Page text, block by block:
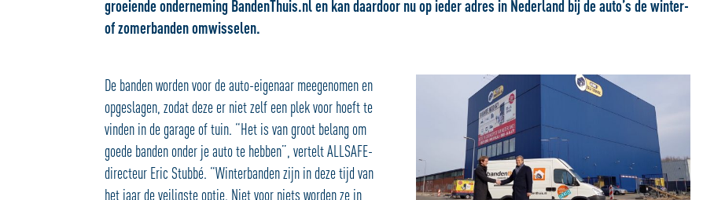
groeiende onderneming BandenThuis.nl en kan daardoor nu op ieder adres in Nederland bij de auto’s de winter-
of zomerbanden omwisselen.
De banden worden voor de auto-eigenaar meegenomen en
opgeslagen, zodat deze er niet zelf een plek voor hoeft te
vinden in de garage of tuin. “Het is van groot belang om
goede banden onder je auto te hebben”, vertelt ALLSAFE-
directeur Eric Stubbé. “Winterbanden zijn in deze tijd van
het jaar de veiligste optie. Niet voor niets worden ze in